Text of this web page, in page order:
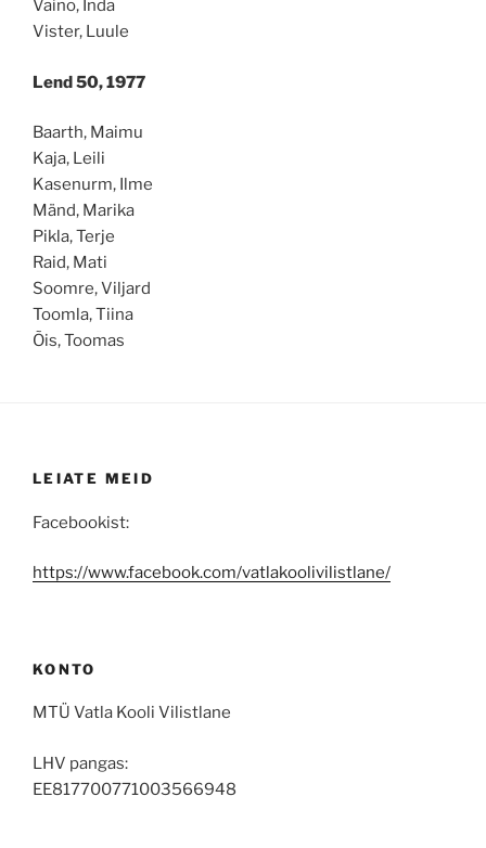
Vaino, Inda
Vister, Luule
Lend 50, 1977
Baarth, Maimu
Kaja, Leili
Kasenurm, Ilme
Mänd, Marika
Pikla, Terje
Raid, Mati
Soomre, Viljard
Toomla, Tiina
Õis, Toomas
LEIATE MEID
Facebookist:
https://www.facebook.com/vatlakoolivilistlane/
KONTO
MTÜ Vatla Kooli Vilistlane
LHV pangas:
EE817700771003566948